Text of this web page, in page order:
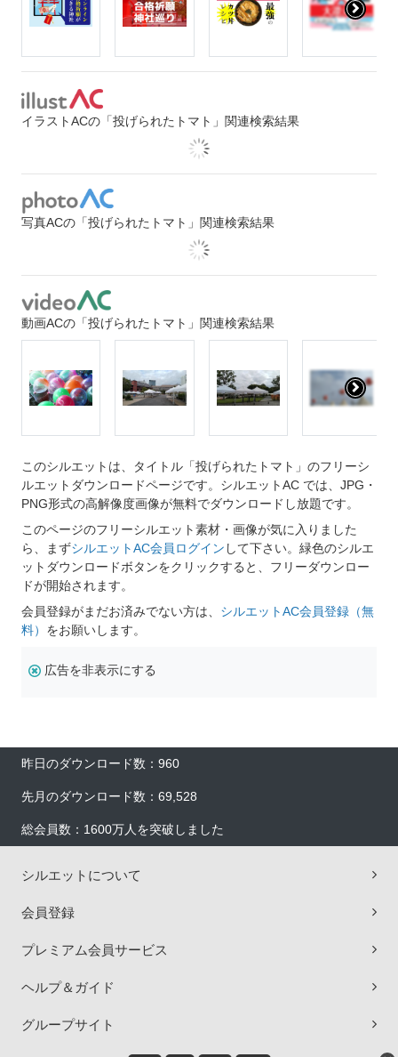
イラストACの「投げられたトマト」関連検索結果
写真ACの「投げられたトマト」関連検索結果
動画ACの「投げられたトマト」関連検索結果
このシルエットは、タイトル「投げられたトマト」のフリーシ
ルエットダウンロードページです。シルエットAC では、JPG・
PNG形式の高解像度画像が無料でダウンロードし放題です。
このページのフリーシルエット素材・画像が気に入りました
ら、まずシルエットAC会員ログイン して下さい。緑色のシルエ
ットダウンロードボタンをクリックすると、フリーダウンロー
ドが開始されます。
会員登録がまだお済みでない方は、 シルエットAC会員登録（無
料） をお願いします。
広告を非表示にする
昨日のダウンロード数：960
先月のダウンロード数：69,528
総会員数：1600万人を突破しました
シルエットについて
会員登録
プレミアム会員サービス
ヘルプ＆ガイド
グループサイト